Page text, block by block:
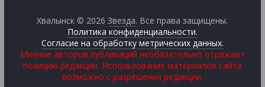
Хвалынск © 2026Звезда. Все права защищены.
Политика конфиденциальности.
Согласие на обработку метрических данных.
Мнение авторов публикаций необязательно отражает
позицию редакции. Использование материалов сайта
возможно с разрешения редакции.